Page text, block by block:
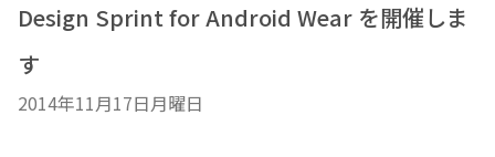
Design Sprint for Android Wear を開催しま
す
2014年11月17日月曜日